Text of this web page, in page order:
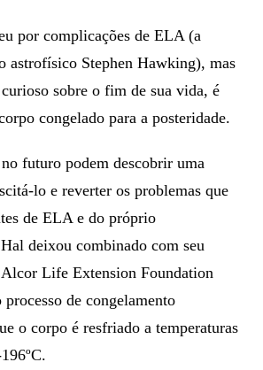
por complicações de ELA (a
astrofísico Stephen Hawking), mas
sobre o fim de sua vida, é
congelado para a posteridade.
futuro podem descobrir uma
lo e reverter os problemas que
de ELA e do próprio
deixou combinado com seu
Life Extension Foundation
processo de congelamento
o corpo é resfriado a temperaturas